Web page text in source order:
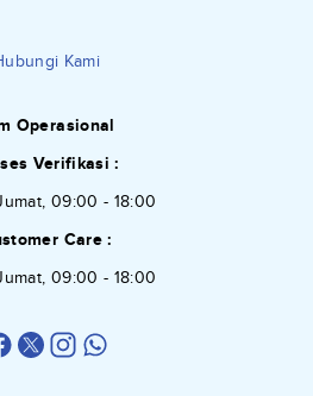
Kami
Operasional
Verifikasi :
09:00 - 18:00
Care :
09:00 - 18:00